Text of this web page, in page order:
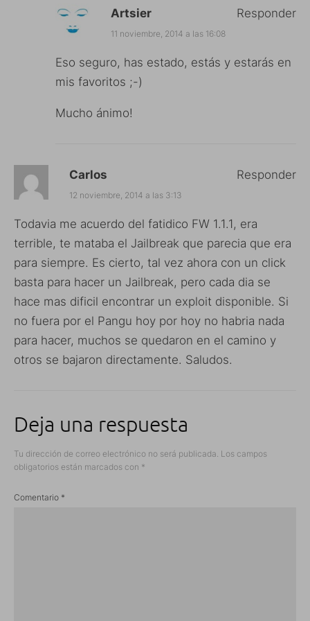
Artsier
11 noviembre, 2014 a las 16:08
Eso seguro, has estado, estás y estarás en
mis favoritos ;-)
Mucho ánimo!
Responder
Carlos
12 noviembre, 2014 a las 3:13
Todavia me acuerdo del fatidico FW 1.1.1, era
terrible, te mataba el Jailbreak que parecia que era
para siempre. Es cierto, tal vez ahora con un click
basta para hacer un Jailbreak, pero cada dia se
hace mas dificil encontrar un exploit disponible. Si
no fuera por el Pangu hoy por hoy no habria nada
para hacer, muchos se quedaron en el camino y
otros se bajaron directamente. Saludos.
Responder
Deja una respuesta
Tu dirección de correo electrónico no será publicada. Los campos
obligatorios están marcados con *
Comentario *